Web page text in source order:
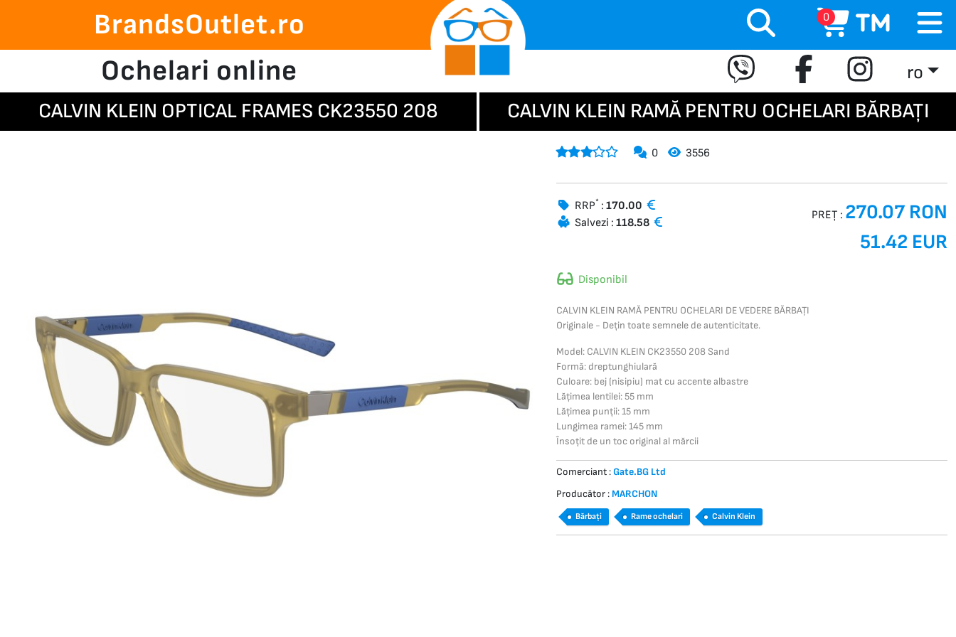
BrandsOutlet.ro 0
Ochelari online ro
CALVIN KLEIN OPTICAL FRAMES CK23550 208 CALVIN KLEIN RAMĂ PENTRU OCHELARI BĂRBAȚI
0 3556
RRP* : 170.00
Salvezi : 118.58
PREȚ : 270.07 RON
51.42 EUR
Disponibil
CALVIN KLEIN RAMĂ PENTRU OCHELARI DE VEDERE BĂRBAȚI
Originale - Dețin toate semnele de autenticitate.
Model: CALVIN KLEIN CK23550 208 Sand
Formă: dreptunghiulară
Culoare: bej (nisipiu) mat cu accente albastre
Lățimea lentilei: 55 mm
Lățimea punții: 15 mm
Lungimea ramei: 145 mm
Însoțit de un toc original al mărcii
Comerciant :Gate.BG Ltd
Producător :MARCHON
Bărbați Rame ochelari Calvin Klein